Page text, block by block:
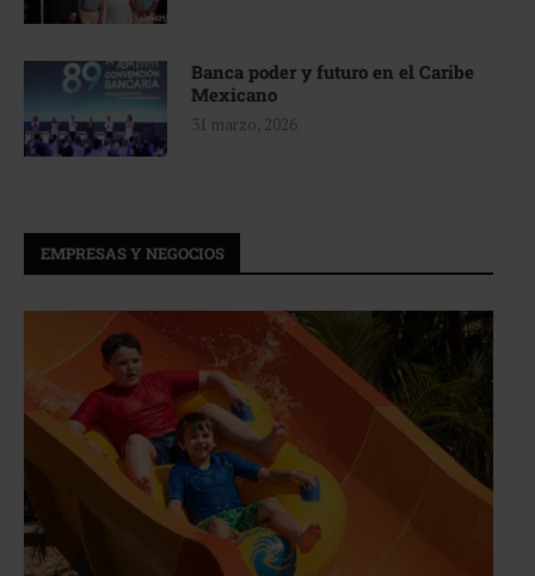
Banca poder y futuro en el Caribe
Mexicano
31 marzo, 2026
EMPRESAS Y NEGOCIOS